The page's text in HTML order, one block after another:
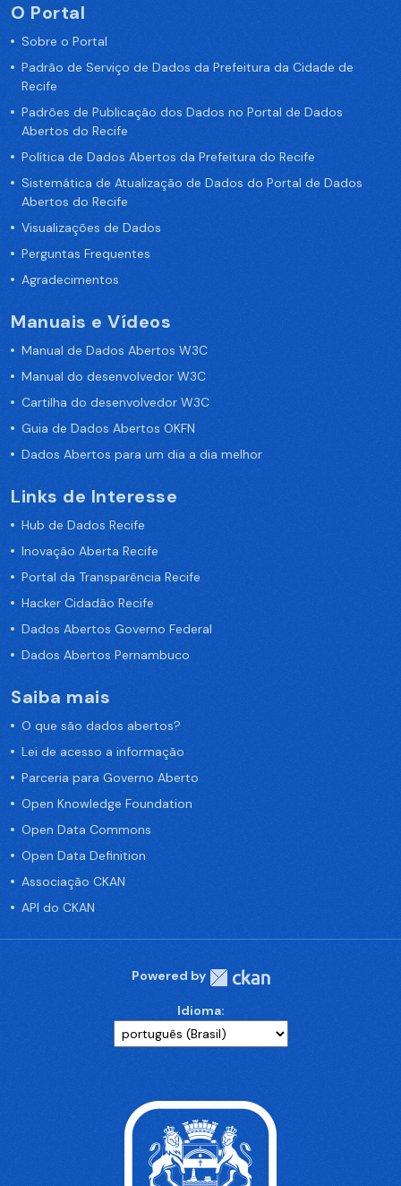
O Portal
Sobre o Portal
Padrão de Serviço de Dados da Prefeitura da Cidade de
Recife
Padrões de Publicação dos Dados no Portal de Dados
Abertos do Recife
Política de Dados Abertos da Prefeitura do Recife
Sistemática de Atualização de Dados do Portal de Dados
Abertos do Recife
Visualizações de Dados
Perguntas Frequentes
Agradecimentos
Manuais e Vídeos
Manual de Dados Abertos W3C
Manual do desenvolvedor W3C
Cartilha do desenvolvedor W3C
Guia de Dados Abertos OKFN
Dados Abertos para um dia a dia melhor
Links de Interesse
Hub de Dados Recife
Inovação Aberta Recife
Portal da Transparência Recife
Hacker Cidadão Recife
Dados Abertos Governo Federal
Dados Abertos Pernambuco
Saiba mais
O que são dados abertos?
Lei de acesso a informação
Parceria para Governo Aberto
Open Knowledge Foundation
Open Data Commons
Open Data Definition
Associação CKAN
API do CKAN
Powered by
Idioma